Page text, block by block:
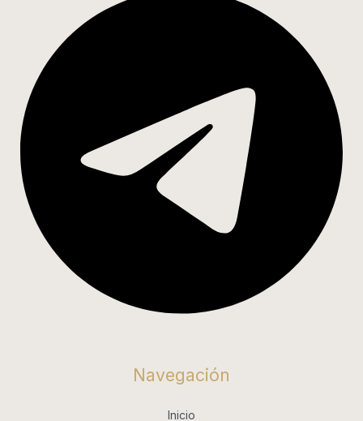
Navegación
Inicio